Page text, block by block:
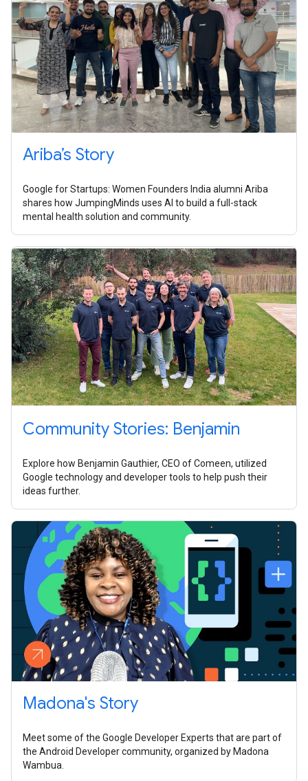
Ariba’s Story
Google for Startups: Women Founders India alumni Ariba
shares how JumpingMinds uses AI to build a full-stack
mental health solution and community.
Community Stories: Benjamin
Explore how Benjamin Gauthier, CEO of Comeen, utilized
Google technology and developer tools to help push their
ideas further.
Madona's Story
Meet some of the Google Developer Experts that are part of
the Android Developer community, organized by Madona
Wambua.